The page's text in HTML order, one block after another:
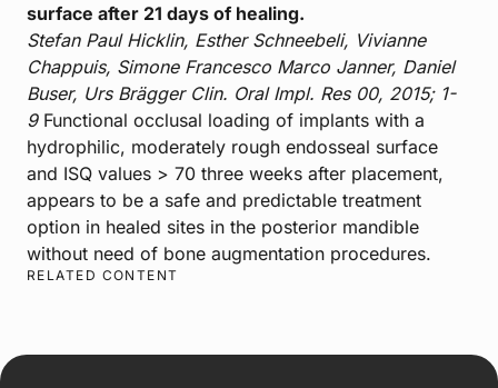
surface after 21 days of healing.
Stefan Paul Hicklin, Esther Schneebeli, Vivianne
Chappuis, Simone Francesco Marco Janner, Daniel
Buser, Urs Brägger Clin. Oral Impl. Res 00, 2015; 1-
9Functional occlusal loading of implants with a
hydrophilic, moderately rough endosseal surface
and ISQ values > 70 three weeks after placement,
appears to be a safe and predictable treatment
option in healed sites in the posterior mandible
without need of bone augmentation procedures.
RELATED CONTENT